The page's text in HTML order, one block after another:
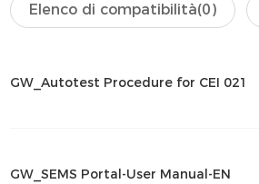
Elenco di compatibilità(0)
GW_Autotest Procedure for CEI 021
GW_SEMS Portal-User Manual-EN